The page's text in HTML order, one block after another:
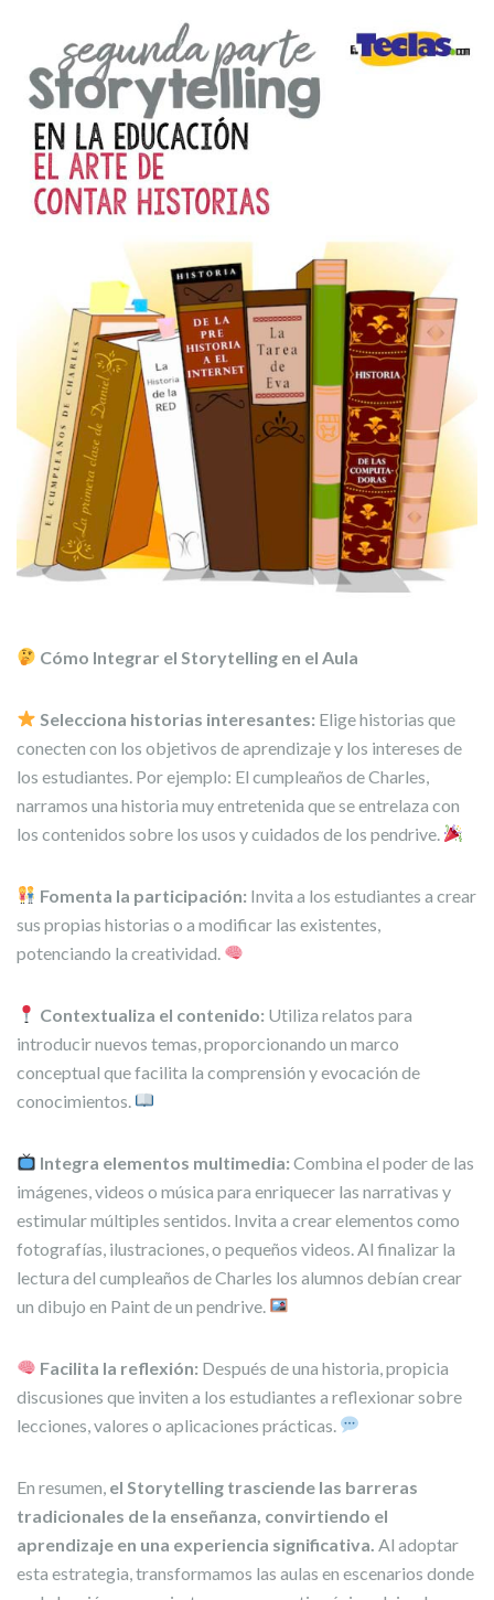
Cómo Integrar el Storytelling en el Aula
Selecciona historias interesantes: Elige historias que
conecten con los objetivos de aprendizaje y los intereses de
los estudiantes. Por ejemplo: El cumpleaños de Charles,
narramos una historia muy entretenida que se entrelaza con
los contenidos sobre los usos y cuidados de los pendrive.
Fomenta la participación: Invita a los estudiantes a crear
sus propias historias o a modificar las existentes,
potenciando la creatividad.
Contextualiza el contenido: Utiliza relatos para
introducir nuevos temas, proporcionando un marco
conceptual que facilita la comprensión y evocación de
conocimientos.
Integra elementos multimedia:Combina el poder de las
imágenes, videos o música para enriquecer las narrativas y
estimular múltiples sentidos. Invita a crear elementos como
fotografías, ilustraciones, o pequeños videos. Al finalizar la
lectura del cumpleaños de Charles los alumnos debían crear
un dibujo en Paint de un pendrive.
Facilita la reflexión: Después de una historia, propicia
discusiones que inviten a los estudiantes a reflexionar sobre
lecciones, valores o aplicaciones prácticas.
En resumen, el Storytelling trasciende las barreras
tradicionales de la enseñanza, convirtiendo el
aprendizaje en una experiencia significativa. Al adoptar
esta estrategia, transformamos las aulas en escenarios donde